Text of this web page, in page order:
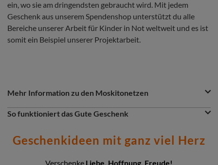
ein, wo sie am dringendsten gebraucht wird. Mit jedem
Geschenk aus unserem Spendenshop unterstützt du alle
Bereiche unserer Arbeit für Kinder in Not weltweit und es ist
somit ein Beispiel unserer Projektarbeit.
Question
Answer
Question
Mehr Information zu den Moskitonetzen
Question
So funktioniert das Gute Geschenk
eine greifbare Spende. Entscheidest du dich z.B. für
Moskitonetze, so wird dein Gutes Geschenk dort eingesetzt,
insbesondere in unseren Nothilfe- und
Geschenkideen mit ganz viel Herz
Verschenke Liebe, Hoffnung, Freude!